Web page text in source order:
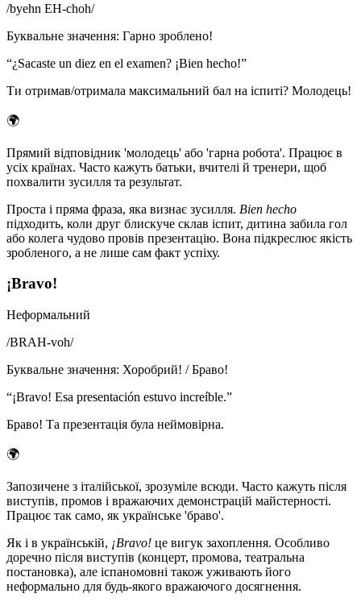
/byehn EH-choh/
Буквальне значення: Гарно зроблено!
“¿Sacaste un diez en el examen? ¡Bien hecho!”
Ти отримав/отримала максимальний бал на іспиті? Молодець!
🌍
Прямий відповідник 'молодець' або 'гарна робота'. Працює в
усіх країнах. Часто кажуть батьки, вчителі й тренери, щоб
похвалити зусилля та результат.
Проста і пряма фраза, яка визнає зусилля. Bien hecho
підходить, коли друг блискуче склав іспит, дитина забила гол
або колега чудово провів презентацію. Вона підкреслює якість
зробленого, а не лише сам факт успіху.
¡Bravo!
Неформальний
/BRAH-voh/
Буквальне значення: Хоробрий! / Браво!
“¡Bravo! Esa presentación estuvo increíble.”
Браво! Та презентація була неймовірна.
🌍
Запозичене з італійської, зрозуміле всюди. Часто кажуть після
виступів, промов і вражаючих демонстрацій майстерності.
Працює так само, як українське 'браво'.
Як і в українській, ¡Bravo! це вигук захоплення. Особливо
доречно після виступів (концерт, промова, театральна
постановка), але іспаномовні також уживають його
неформально для будь-якого вражаючого досягнення.